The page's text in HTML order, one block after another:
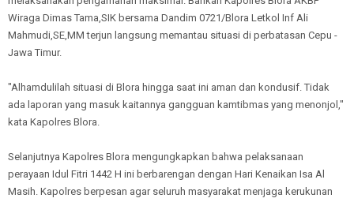
Wiraga Dimas Tama,SIK bersama Dandim 0721/Blora Letkol Inf Ali
Mahmudi,SE,MM terjun langsung memantau situasi di perbatasan Cepu -
Jawa Timur.
"Alhamdulilah situasi di Blora hingga saat ini aman dan kondusif. Tidak
ada laporan yang masuk kaitannya gangguan kamtibmas yang menonjol,"
kata Kapolres Blora.
Selanjutnya Kapolres Blora mengungkapkan bahwa pelaksanaan
perayaan Idul Fitri 1442 H ini berbarengan dengan Hari Kenaikan Isa Al
Masih. Kapolres berpesan agar seluruh masyarakat menjaga kerukunan